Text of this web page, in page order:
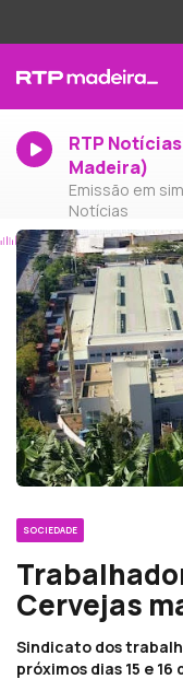
RTP
Madeira)
Emissão em
Notícias
SOCIEDADE
Cervejas
Sindicato dos
próximos dias 15 e 16